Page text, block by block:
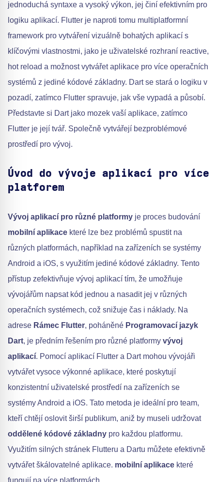
jednoduchá syntaxe a vysoký výkon, jej činí efektivním pro
logiku aplikací. Flutter je naproti tomu multiplatformní
framework pro vytváření vizuálně bohatých aplikací s
klíčovými vlastnostmi, jako je uživatelské rozhraní reactive,
hot reload a možnost vytvářet aplikace pro více operačních
systémů z jediné kódové základny. Dart se stará o logiku v
pozadí, zatímco Flutter spravuje, jak vše vypadá a působí.
Představte si Dart jako mozek vaší aplikace, zatímco
Flutter je její tvář. Společně vytvářejí bezproblémové
prostředí pro vývoj.
Úvod do vývoje aplikací pro více
platforem
Vývoj aplikací pro různé platformy je proces budování
mobilní aplikace které lze bez problémů spustit na
různých platformách, například na zařízeních se systémy
Android a iOS, s využitím jediné kódové základny. Tento
přístup zefektivňuje vývoj aplikací tím, že umožňuje
vývojářům napsat kód jednou a nasadit jej v různých
operačních systémech, což snižuje čas i náklady. Na
adrese Rámec Flutter, poháněné Programovací jazyk
Dart, je předním řešením pro různé platformy vývoj
aplikací. Pomocí aplikací Flutter a Dart mohou vývojáři
vytvářet vysoce výkonné aplikace, které poskytují
konzistentní uživatelské prostředí na zařízeních se
systémy Android a iOS. Tato metoda je ideální pro team,
kteří chtějí oslovit širší publikum, aniž by museli udržovat
oddělené kódové základny pro každou platformu.
Využitím silných stránek Flutteru a Dartu můžete efektivně
vytvářet škálovatelné aplikace. mobilní aplikace které
fungují na více platformách.